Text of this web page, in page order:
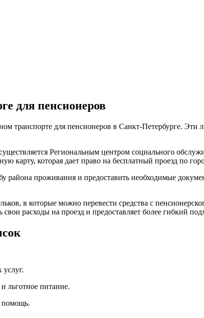
для пенсионеров
транспорте для пенсионеров в Санкт-Петербурге. Эти
Региональным центром социального
карту, которая дает право на бесплатный проезд по
района проживания и предоставить необходимые
в которые можно перевести средства с
расходы на проезд и предоставляет более гибкий
льготное питание.
помощь.